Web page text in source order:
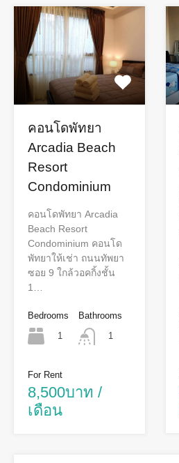
คอนโดพัทยา
Arcadia Beach
Resort
Condominium
คอนโดพัทยา Arcadia
Beach Resort
Condominium คอนโด
พัทยาให้เช่า ถนนทัพยา
ซอย 9 ใกล้วอคกิ้งชั้น
1…
Bedrooms
1
Bathrooms
1
For Rent
8,500บาท /
เดือน